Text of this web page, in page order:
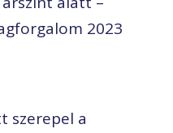
2023
szerepel a